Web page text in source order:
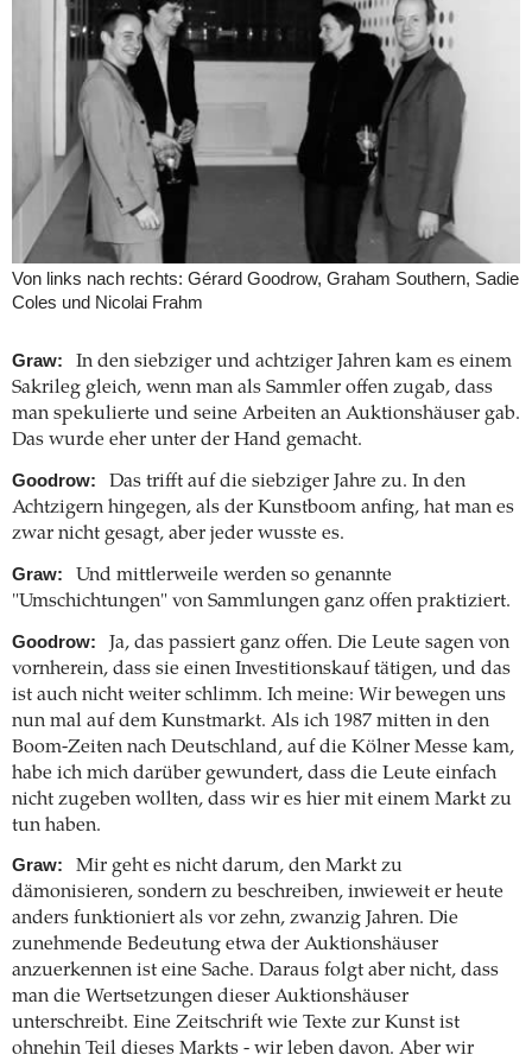
Von links nach rechts: Gérard Goodrow, Graham Southern, Sadie
Coles und Nicolai Frahm
Graw:
In den siebziger und achtziger Jahren kam es einem
Sakrileg gleich, wenn man als Sammler offen zugab, dass
man spekulierte und seine Arbeiten an Auktionshäuser gab.
Das wurde eher unter der Hand gemacht.
Goodrow:
Das trifft auf die siebziger Jahre zu. In den
Achtzigern hingegen, als der Kunstboom anfing, hat man es
zwar nicht gesagt, aber jeder wusste es.
Graw:
Und mittlerweile werden so genannte
"Umschichtungen" von Sammlungen ganz offen praktiziert.
Goodrow:
Ja, das passiert ganz offen. Die Leute sagen von
vornherein, dass sie einen Investitionskauf tätigen, und das
ist auch nicht weiter schlimm. Ich meine: Wir bewegen uns
nun mal auf dem Kunstmarkt. Als ich 1987 mitten in den
Boom-Zeiten nach Deutschland, auf die Kölner Messe kam,
habe ich mich darüber gewundert, dass die Leute einfach
nicht zugeben wollten, dass wir es hier mit einem Markt zu
tun haben.
Graw:
Mir geht es nicht darum, den Markt zu
dämonisieren, sondern zu beschreiben, inwieweit er heute
anders funktioniert als vor zehn, zwanzig Jahren. Die
zunehmende Bedeutung etwa der Auktionshäuser
anzuerkennen ist eine Sache. Daraus folgt aber nicht, dass
man die Wertsetzungen dieser Auktionshäuser
unterschreibt. Eine Zeitschrift wie Texte zur Kunst ist
ohnehin Teil dieses Markts - wir leben davon. Aber wir